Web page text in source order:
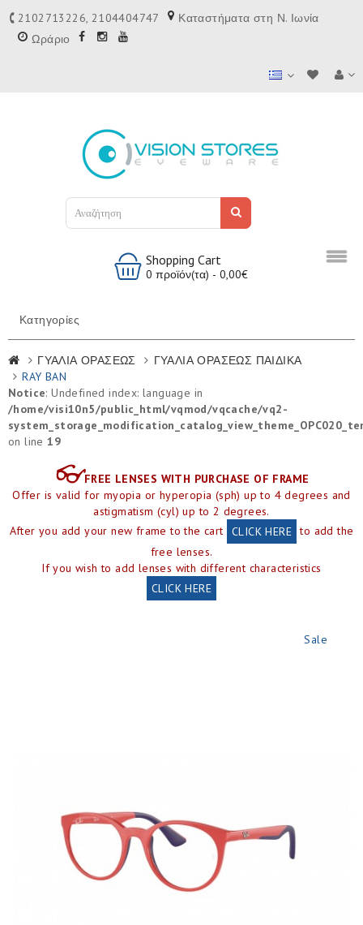
2102713226, 2104404747
Καταστήματα στη Ν. Ιωνία
Ωράριο
Shopping Cart
0 προϊόν(τα) - 0,00€
Κατηγορίες
ΓΥΑΛΙΑ ΟΡΑΣΕΩΣ
ΓΥΑΛΙΑ ΟΡΑΣΕΩΣ ΠΑΙΔΙΚΑ
RAY BAN
Notice: Undefined index: language in
/home/visi10n5/public_html/vqmod/vqcache/vq2-
on line19
👓FREE LENSES WITH PURCHASE OF FRAME
Offer is valid for myopia or hyperopia (sph) up to 4 degrees and
astigmatism (cyl) up to 2 degrees.
After you add your new frame to the cart
CLICK HERE to add the
free lenses.
If you wish to add lenses with different characteristics
CLICK HERE
Sale